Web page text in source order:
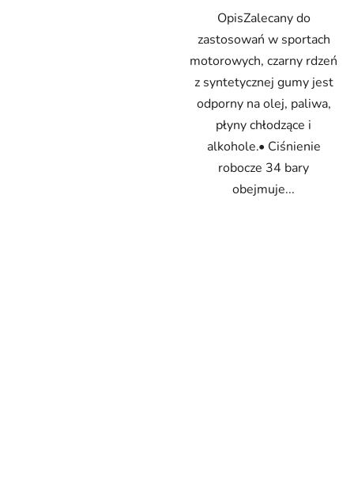
OpisZalecany do
zastosowań w sportach
motorowych, czarny rdzeń
z syntetycznej gumy jest
odporny na olej, paliwa,
płyny chłodzące i
alkohole.• Ciśnienie
robocze 34 bary
obejmuje...